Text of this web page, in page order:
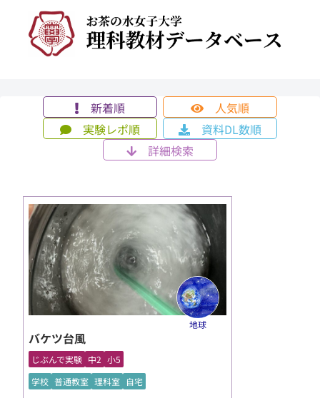
新着順
人気順
実験レポ順
資料DL数順
詳細検索
地球
バケツ台風
じぶんで実験 中2 小5
学校 普通教室 理科室 自宅